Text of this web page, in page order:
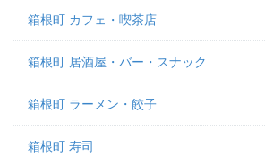
箱根町 カフェ・喫茶店
箱根町 居酒屋・バー・スナック
箱根町 ラーメン・餃子
箱根町 寿司